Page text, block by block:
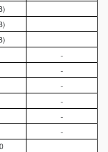
-
-
-
-
-
-